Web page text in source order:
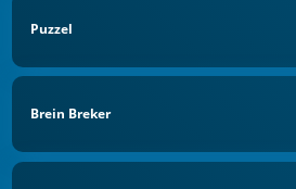
Puzzel
Brein Breker